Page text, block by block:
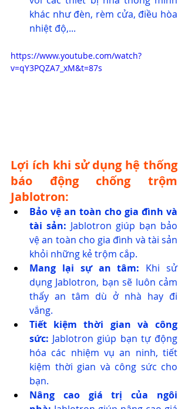
khác như đèn, rèm cửa, điều hòa
nhiệt độ,...
https://www.youtube.com/watch?
v=qY3PQZA7_xM&t=87s
Lợi ích khi sử dụng hệ thống
báo động chống trộm
Jablotron:
Bảo vệ an toàn cho gia đình và
tài sản: Jablotron giúp bạn bảo
vệ an toàn cho gia đình và tài sản
khỏi những kẻ trộm cắp.
Mang lại sự an tâm: Khi sử
dụng Jablotron, bạn sẽ luôn cảm
thấy an tâm dù ở nhà hay đi
vắng.
Tiết kiệm thời gian và công
sức: Jablotron giúp bạn tự động
hóa các nhiệm vụ an ninh, tiết
kiệm thời gian và công sức cho
bạn.
Nâng cao giá trị của ngôi